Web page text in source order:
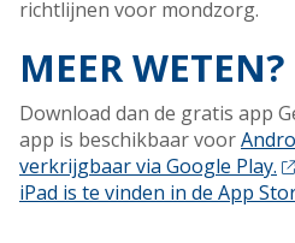
richtlijnen voor mondzorg.
MEER WETEN?
Download dan de gratis app
app is beschikbaar voor
verkrijgbaar via Google Play.
iPad is te vinden in de App